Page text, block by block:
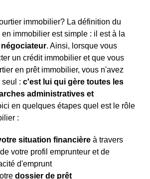
immobilier? La définition du
immobilier est simple : il est à la
. Ainsi, lorsque vous
un crédit immobilier et que vous
en prêt immobilier, vous n'avez
seul : c'est lui qui gère toutes les
administratives et
en quelques étapes quel est le rôle
:
situation financière à travers
votre profil emprunteur et de
d'emprunt
dossier de prêt